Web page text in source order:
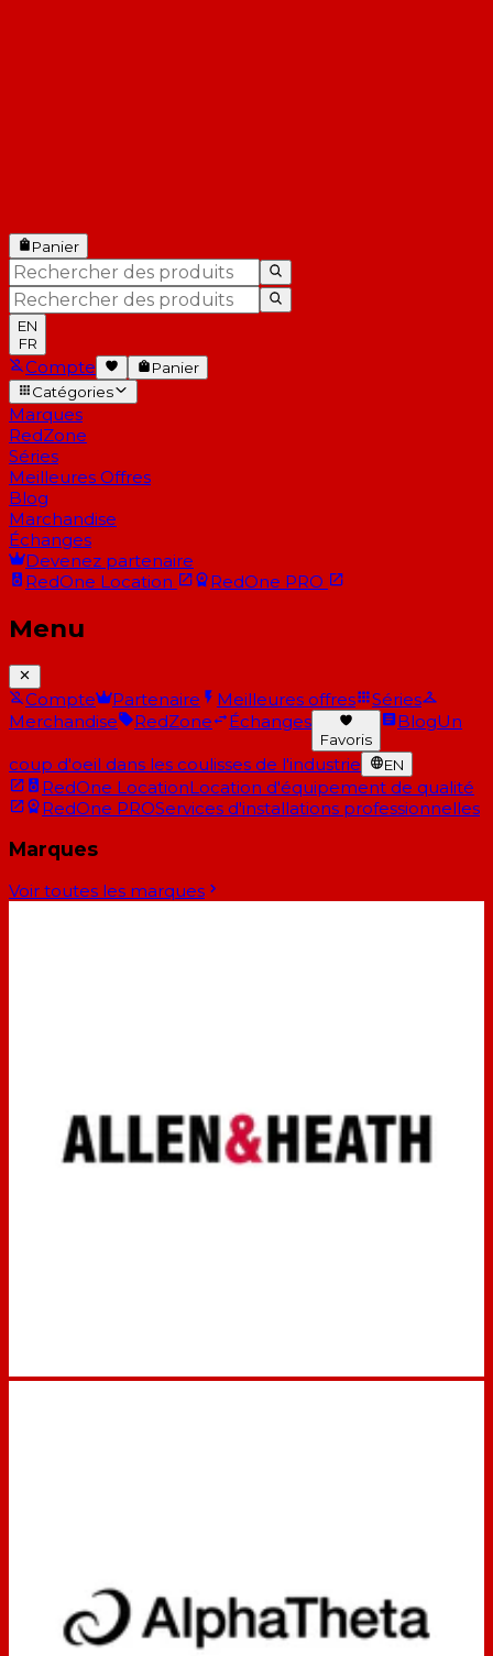
Panier
EN
FR
Compte
Panier
Catégories
Marques
RedZone
Séries
Meilleures Offres
Blog
Marchandise
Échanges
Devenez partenaire
RedOne Location RedOne PRO
Menu
Compte Partenaire Meilleures offres
Séries
Merchandise
RedZone Échanges
Favoris
BlogUn
coup d'oeil dans les coulisses de l'industrie EN
RedOne LocationLocation d'équipement de qualité
RedOne PROServices d'installations professionnelles
Marques
Voir toutes les marques